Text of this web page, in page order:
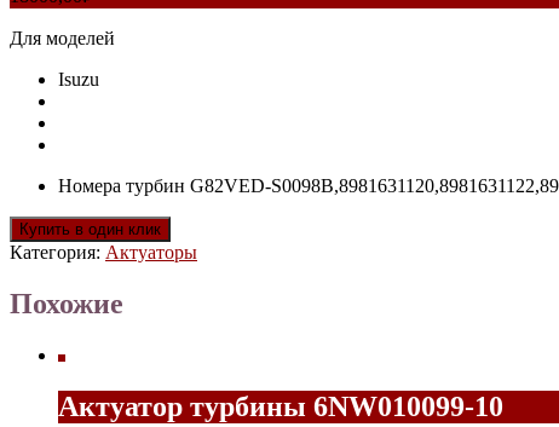
Для моделей
Isuzu
Номера турбин G82VED-
Купить в один клик
Категория: Актуаторы
Похожие
Актуатор турбины 6NW010099-10